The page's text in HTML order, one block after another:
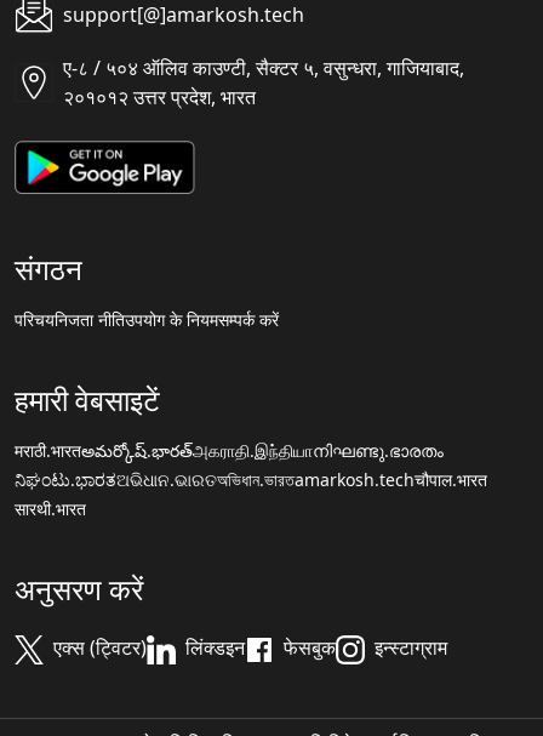
support[@]amarkosh.tech
ए-८ / ५०४ ऑलिव काउण्टी, सैक्टर ५, वसुन्धरा, गाजियाबाद,
२०१०१२ उत्तर प्रदेश, भारत
संगठन
परिचयनिजता नीतिउपयोग के नियमसम्पर्क करें
हमारी वेबसाइटें
मराठी.भारतఅమర్కోష్.భారత్அகராதி.இந்தியாനിഘണ്ടു.ഭാരതം
ನಿಘಂಟು.ಭಾರತଅଭିଧାନ.ଭାରତঅভিধান.ভারতamarkosh.techचौपाल.भारत
सारथी.भारत
अनुसरण करें
एक्स (ट्विटर) लिंक्डइन फेसबुक इन्स्टाग्राम